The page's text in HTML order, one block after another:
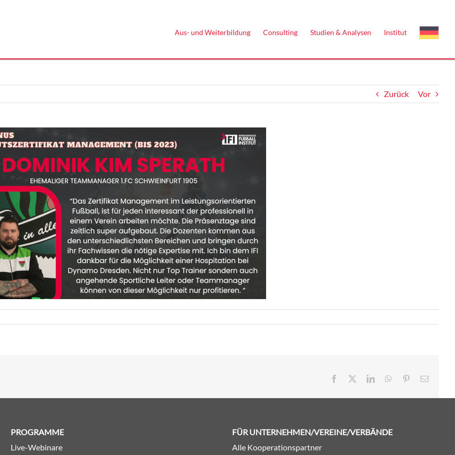
Aus- und Weiterbildung Consulting Studien & Analysen Institut
Zurück Vor
Facebook
LinkedInWhatsApp
Pinterest
E-
PROGRAMME
Live-Webinare
FÜR UNTERNEHMEN/VEREINE/VERBÄNDE
Alle Kooperationspartner